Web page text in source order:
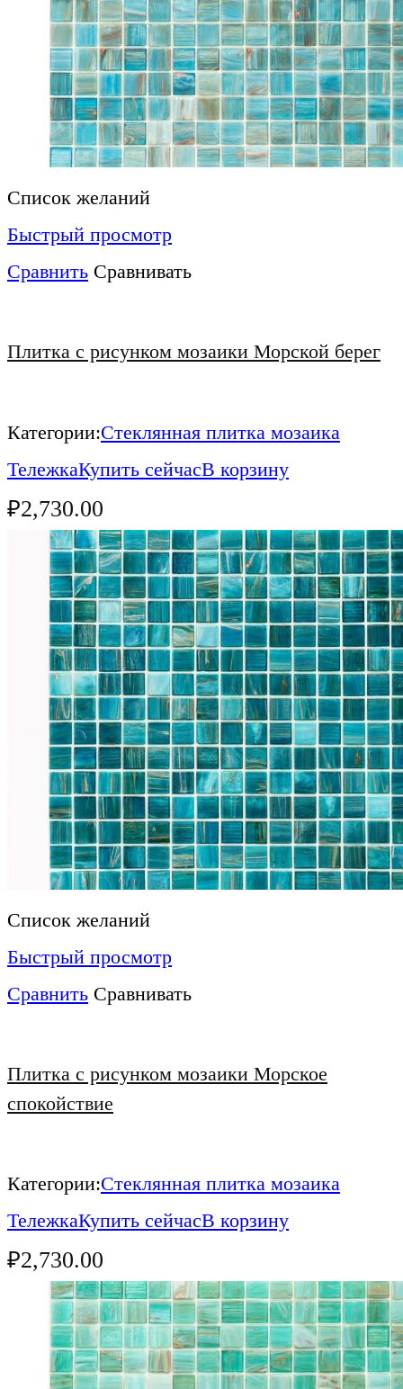
Список желаний
Быстрый просмотр
Сравнить Сравнивать
Плитка с рисунком мозаики Морской берег
Категории:Стеклянная плитка мозаика
ТележкаКупить сейчасВ корзину
₽2,730.00
Список желаний
Быстрый просмотр
Сравнить Сравнивать
Плитка с рисунком мозаики Морское
спокойствие
Категории:Стеклянная плитка мозаика
ТележкаКупить сейчасВ корзину
₽2,730.00